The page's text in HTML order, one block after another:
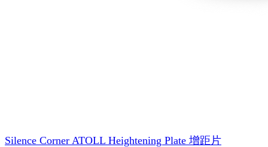
Silence Corner ATOLL Heightening Plate 增距片